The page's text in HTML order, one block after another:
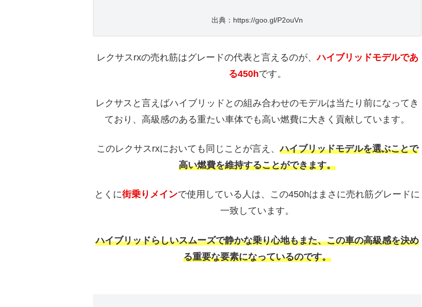
出典：https://goo.gl/P2ouVn
レクサスrxの売れ筋はグレードの代表と言えるのが、ハイブリッドモデルであ
る450hです。
レクサスと言えばハイブリッドとの組み合わせのモデルは当たり前になってき
ており、高級感のある重たい車体でも高い燃費に大きく貢献しています。
このレクサスrxにおいても同じことが言え、ハイブリッドモデルを選ぶことで
高い燃費を維持することができます。
とくに街乗りメインで使用している人は、この450hはまさに売れ筋グレードに
一致しています。
ハイブリッドらしいスムーズで静かな乗り心地もまた、この車の高級感を決め
る重要な要素になっているのです。